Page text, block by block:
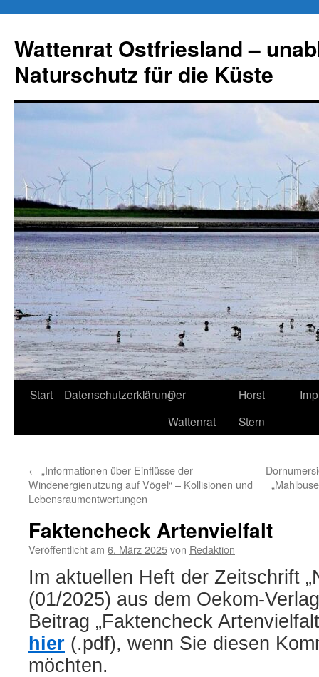
springen
Wattenrat Ostfriesland –
Naturschutz für die Küste
Start DatenschutzerklärungDer
Wattenrat
Horst
Stern
← „Informationen über Einflüsse der
Windenergienutzung auf Vögel“ – Kollisionen und
Lebensraumentwertungen
Faktencheck Artenvielfalt
Veröffentlicht am 6. März 2025von Redaktion
Im aktuellen Heft der Zeitschrift
(01/2025) aus dem Oekom-
Beitrag „Faktencheck
hier (.pdf), wenn Sie diesen
möchten.